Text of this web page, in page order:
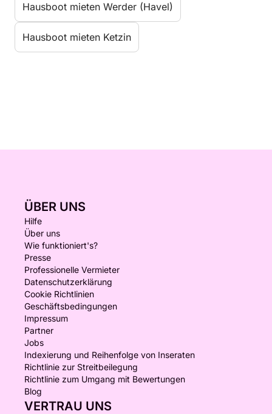
Hausboot mieten Werder (Havel)
Hausboot mieten Ketzin
ÜBER UNS
Hilfe
Über uns
Wie funktioniert's?
Presse
Professionelle Vermieter
Datenschutzerklärung
Cookie Richtlinien
Geschäftsbedingungen
Impressum
Partner
Jobs
Indexierung und Reihenfolge von Inseraten
Richtlinie zur Streitbeilegung
Richtlinie zum Umgang mit Bewertungen
Blog
VERTRAU UNS